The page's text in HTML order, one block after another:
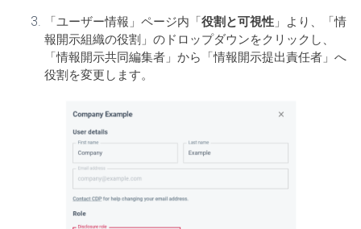
「ユーザー情報」ページ内「役割と可視性 」より、「情
報開示組織の役割」のドロップダウンをクリックし、
「情報開示共同編集者」から「情報開示提出責任者」へ
役割を変更します。